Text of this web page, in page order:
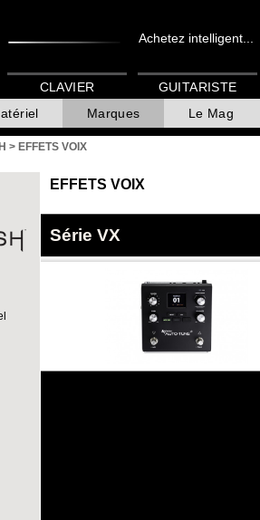
Achetez intelligent...
Marques Le Mag
CLAVIER GUITARISTE
> EFFETS VOIX
EFFETS VOIX
Série VX